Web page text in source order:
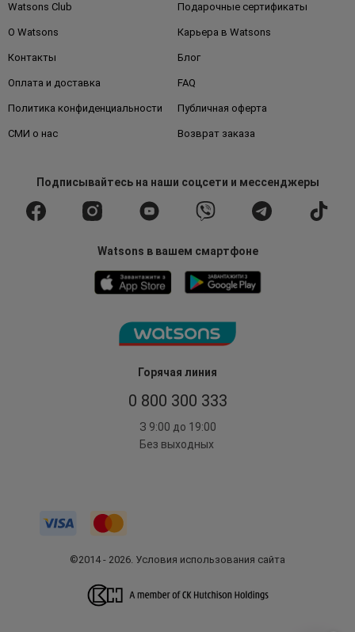
Горячая линия
0 800 300 333
З 9:00 до 19:00
Без выходных
Watsons Club Подарочные сертификаты
О Watsons Карьера в Watsons
Контакты Блог
Оплата и доставка FAQ
Политика конфиденциальности Публичная оферта
СМИ о нас Возврат заказа
Подписывайтесьна наши соцсети и мессенджеры
Watsons в вашем смартфоне
©2014 - 2026. Условия использования сайта